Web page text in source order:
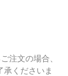
注文の場合、
承くださいま